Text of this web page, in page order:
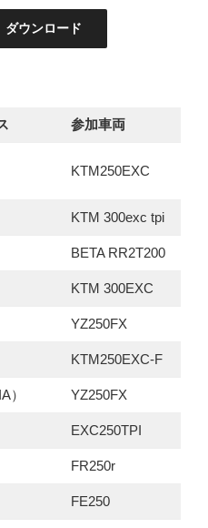
ダウンロード
参加車両
KTM250EXC
KTM 300exc tpi
BETA RR2T200
KTM 300EXC
YZ250FX
KTM250EXC-F
） YZ250FX
EXC250TPI
FR250r
FE250